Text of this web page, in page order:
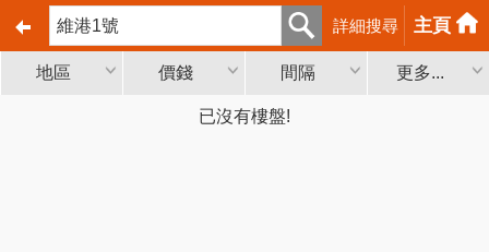
詳細搜尋 主頁
地區 價錢 間隔 更多...
已沒有樓盤!